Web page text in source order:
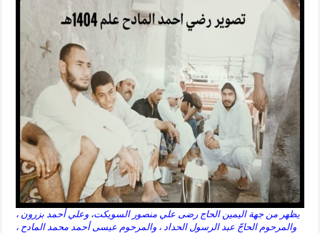
يظهر من جهة اليمين الحاج رضى علي منصور السويكت، وعلي أحمد بزرون ،
والمرحوم الحاجّ عبد الرسول الحداد ، والمرحوم عيسى أحمد محمد المادح ،